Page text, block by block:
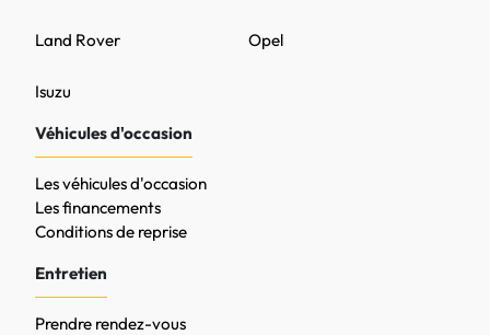
Opel
Land Rover
Isuzu
Véhicules d'occasion
Les véhicules d'occasion
Les financements
Conditions de reprise
Entretien
Prendre rendez-vous